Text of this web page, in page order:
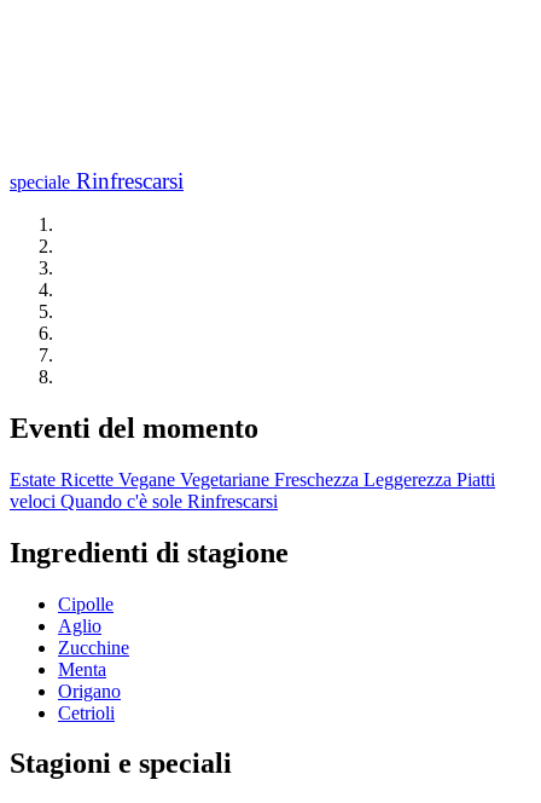
speciale Rinfrescarsi
Eventi del momento
Estate Ricette Vegane Vegetariane Freschezza Leggerezza Piatti
veloci Quando c'è sole Rinfrescarsi
Ingredienti di stagione
Cipolle
Aglio
Zucchine
Menta
Origano
Cetrioli
Stagioni e speciali